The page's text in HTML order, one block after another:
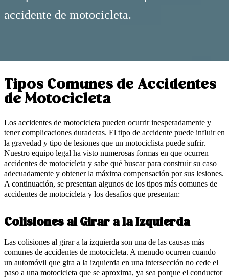
accidente de motocicleta.
Tipos Comunes de Accidentes
de Motocicleta
Los accidentes de motocicleta pueden ocurrir inesperadamente y
tener complicaciones duraderas. El tipo de accidente puede influir en
la gravedad y tipo de lesiones que un motociclista puede sufrir.
Nuestro equipo legal ha visto numerosas formas en que ocurren
accidentes de motocicleta y sabe qué buscar para construir su caso
adecuadamente y obtener la máxima compensación por sus lesiones.
A continuación, se presentan algunos de los tipos más comunes de
accidentes de motocicleta y los desafíos que presentan:
Colisiones al Girar a la Izquierda
Las colisiones al girar a la izquierda son una de las causas más
comunes de accidentes de motocicleta. A menudo ocurren cuando
un automóvil que gira a la izquierda en una intersección no cede el
paso a una motocicleta que se aproxima, ya sea porque el conductor